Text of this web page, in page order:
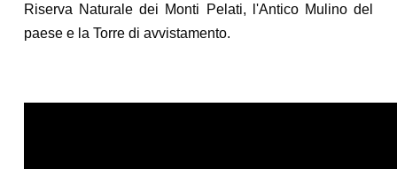
Riserva Naturale dei Monti Pelati, l'Antico Mulino del
paese e la Torre di avvistamento.